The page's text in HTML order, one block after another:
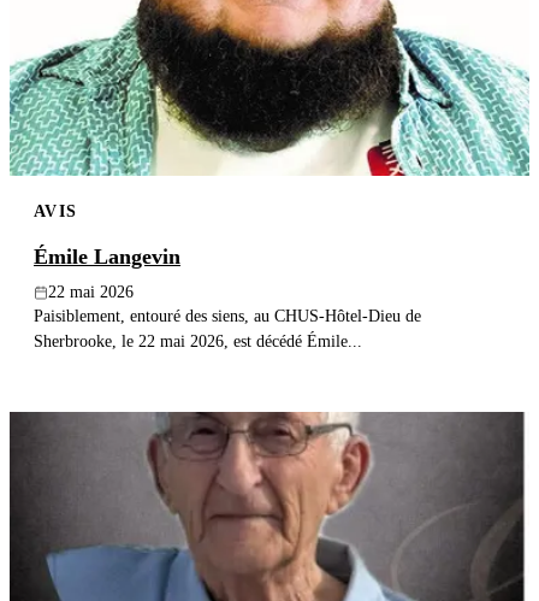
AVIS
Émile Langevin
22 mai 2026
Paisiblement, entouré des siens, au CHUS-Hôtel-Dieu de
Sherbrooke, le 22 mai 2026, est décédé Émile...